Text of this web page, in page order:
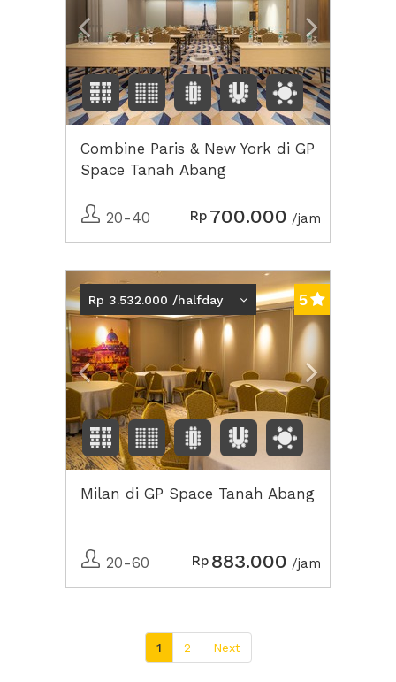
Combine Paris & New York di GP
Space Tanah Abang
20-40 Rp 700.000 /jam
Previous Next2
Rp 3.532.000 /halfday 5
Milan di GP Space Tanah Abang
20-60 Rp 883.000 /jam
1 2 Next